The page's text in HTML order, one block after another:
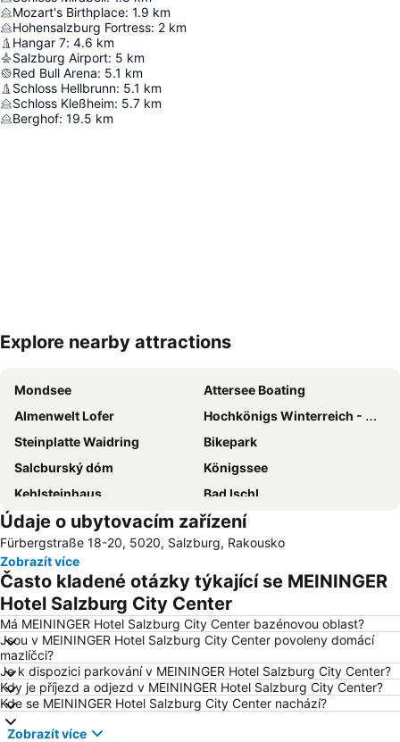
Mozart's Birthplace: 1.9 km
Hohensalzburg Fortress: 2 km
Hangar 7: 4.6 km
Salzburg Airport: 5 km
Red Bull Arena: 5.1 km
Schloss Hellbrunn: 5.1 km
Schloss Kleßheim: 5.7 km
Berghof: 19.5 km
Explore nearby attractions
Mondsee
Attersee Boating
Almenwelt Lofer
Hochkönigs Winterreich - Mühlbach Dienten Maria Alm
Steinplatte Waidring
Bikepark
Salcburský dóm
Königssee
Kehlsteinhaus
Bad Ischl
Salzburg - staré město
Salzburg-Süd
Wolfgangseeschifffahrt
Nationalpark Berchtesgaden
Salzburg Hauptbahnhof
Gassner
Herbert-von-Karajan-Platz
Schafbergbahn
Red Bull Arena
Schallmoos
Nonntal
Augustiner Bräu Kloster Mülln
Messezentrum Salzburg
Schwarzensee
Aigen
Obersalzberg Documentation
Eisriesenwelt
Údaje o ubytovacím zařízení
Fürbergstraße 18-20, 5020, Salzburg, Rakousko
Zobrazít více
Často kladené otázky týkající se MEININGER
Hotel Salzburg City Center
Má MEININGER Hotel Salzburg City Center bazénovou oblast?
Jsou v MEININGER Hotel Salzburg City Center povoleny domácí
mazlíčci?
Je k dispozici parkování v MEININGER Hotel Salzburg City Center?
Kdy je příjezd a odjezd v MEININGER Hotel Salzburg City Center?
Kde se MEININGER Hotel Salzburg City Center nachází?
Zobrazít více